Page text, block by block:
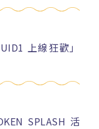
上線狂歡」
SPLASH 活